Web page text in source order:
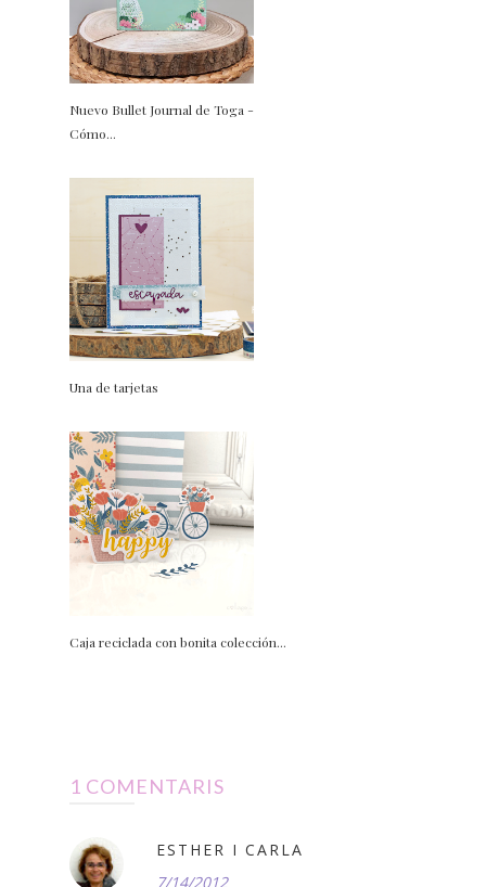
Nuevo Bullet Journal de Toga -
Cómo...
Una de tarjetas
Caja reciclada con bonita colección...
1 COMENTARIS
ESTHER I CARLA
7/14/2012